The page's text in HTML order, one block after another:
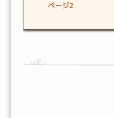
ページ2